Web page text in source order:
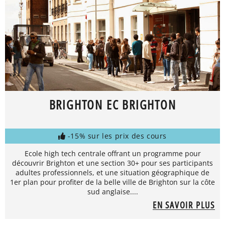
BRIGHTON EC BRIGHTON
-15% sur les prix des cours
Ecole high tech centrale offrant un programme pour
découvrir Brighton et une section 30+ pour ses participants
adultes professionnels, et une situation géographique de
1er plan pour profiter de la belle ville de Brighton sur la côte
sud anglaise....
EN SAVOIR PLUS